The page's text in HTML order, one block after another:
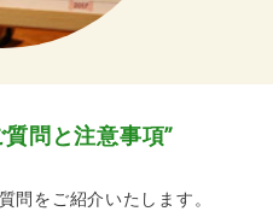
問と注意事項”
問をご紹介いたします。